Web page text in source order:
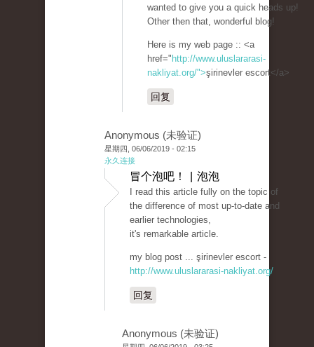
wanted to give you a quick heads up!
Other then that, wonderful blog!
Here is my web page :: <a
href=" http://www.uluslararasi-
nakliyat.org/">şirinevler escort</a>
回复
Anonymous (未验证)
星期四, 06/06/2019 - 02:15
永久连接
冒个泡吧！ | 泡泡
I read this article fully on the topic of
the difference of most up-to-date and
earlier technologies,
it's remarkable article.
my blog post ... şirinevler escort -
http://www.uluslararasi-nakliyat.org/
回复
Anonymous (未验证)